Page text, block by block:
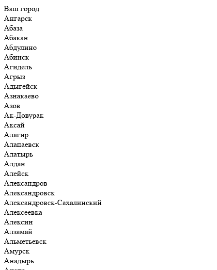
Ваш город
Ангарск
Абаза
Абакан
Абдулино
Абинск
Агидель
Агрыз
Адыгейск
Азнакаево
Азов
Ак-Довурак
Аксай
Алагир
Алапаевск
Алатырь
Алдан
Алейск
Александров
Александровск
Александровск-Сахалинский
Алексеевка
Алексин
Алзамай
Альметьевск
Амурск
Анадырь